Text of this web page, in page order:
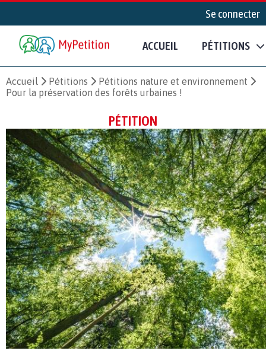
Se connecter
ACCUEIL PÉTITIONS
Accueil Pétitions
Pétitions nature et environnement
Pour la préservation des forêts urbaines !
PÉTITION